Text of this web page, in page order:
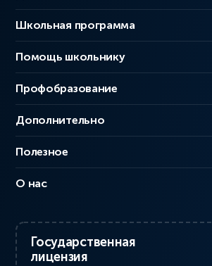
Школьная программа
Помощь школьнику
Профобразование
Дополнительно
Полезное
О нас
Государственная
лицензия